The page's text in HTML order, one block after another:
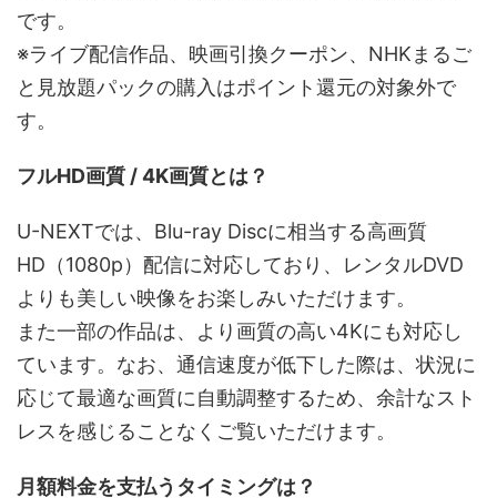
です。
※ライブ配信作品、映画引換クーポン、NHKまるご
と見放題パックの購入はポイント還元の対象外で
す。
フルHD画質 / 4K画質とは？
U-NEXTでは、Blu-ray Discに相当する高画質
HD（1080p）配信に対応しており、レンタルDVD
よりも美しい映像をお楽しみいただけます。
また一部の作品は、より画質の高い4Kにも対応し
ています。なお、通信速度が低下した際は、状況に
応じて最適な画質に自動調整するため、余計なスト
レスを感じることなくご覧いただけます。
月額料金を支払うタイミングは？